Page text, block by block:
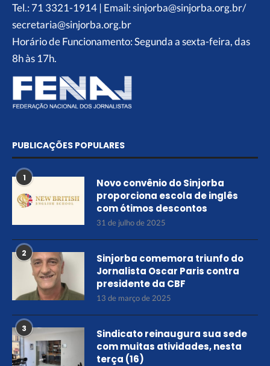
Tel.: 71 3321-1914 | Email: sinjorba@sinjorba.org.br/
secretaria@sinjorba.org.br
Horário de Funcionamento: Segunda a sexta-feira, das
8h às 17h.
PUBLICAÇÕES POPULARES
1
Novo convênio do Sinjorba
proporciona escola de inglês
com ótimos descontos
31 de julho de 2025
2
Sinjorba comemora triunfo do
Jornalista Oscar Paris contra
presidente da CBF
13 de março de 2025
3
Sindicato reinaugura sua sede
com muitas atividades, nesta
terça (16)